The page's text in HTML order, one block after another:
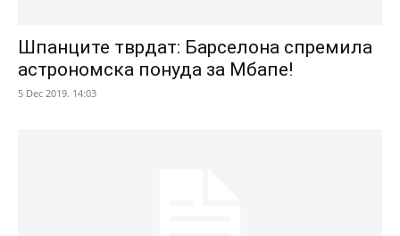
Шпанците тврдат: Барселона спремила
астрономска понуда за Мбапе!
5 Dec 2019. 14:03